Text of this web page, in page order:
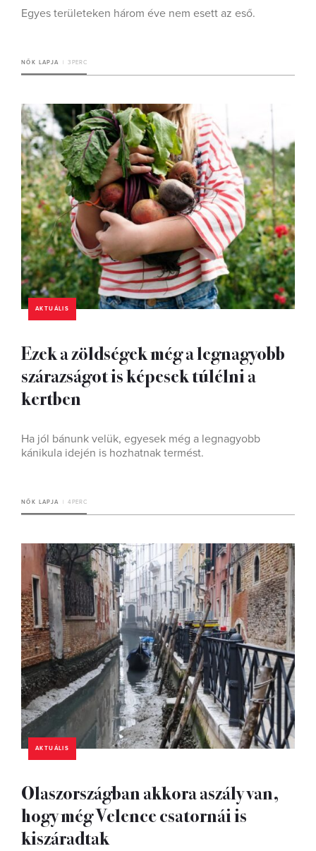
Egyes területeken három éve nem esett az eső.
NŐK LAPJA 3 PERC
AKTUÁLIS
Ezek a zöldségek még a legnagyobb
szárazságot is képesek túlélni a
kertben
Ha jól bánunk velük, egyesek még a legnagyobb
kánikula idején is hozhatnak termést.
NŐK LAPJA 4 PERC
AKTUÁLIS
Olaszországban akkora aszály van,
hogy még Velence csatornái is
kiszáradtak